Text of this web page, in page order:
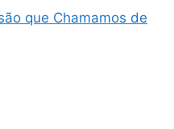
que Chamamos de